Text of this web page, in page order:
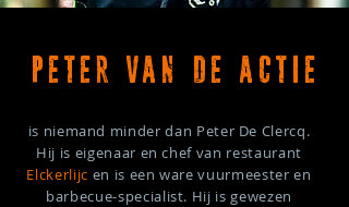
PETER VAN DE ACTIE
is niemand minder dan Peter De Clercq.
Hij is eigenaar en chef van restaurant
Elckerlijc en is een ware vuurmeester en
barbecue-specialist. Hij is gewezen